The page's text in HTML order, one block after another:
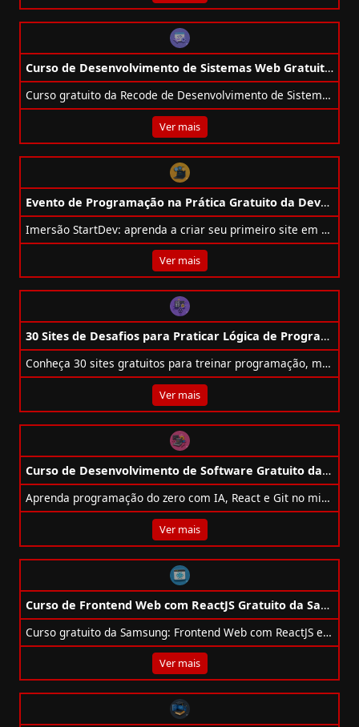
Curso de Desenvolvimento de Sistemas Web Gratuito da Recode
Curso gratuito da Recode de Desenvolvimento de Sistemas Web com HTML, CSS, JS, PHP, MySQL, .NET Core, SQL Server e Scrum. 40h.
Ver mais
Evento de Programação na Prática Gratuito da DevMedia
Imersão StartDev: aprenda a criar seu primeiro site em 3 dias, de graça, com aulas ao vivo e apoio total da DevMedia.
Ver mais
30 Sites de Desafios para Praticar Lógica de Programação
Conheça 30 sites gratuitos para treinar programação, melhorar habilidades e se destacar na área de tecnologia!
Ver mais
Curso de Desenvolvimento de Software Gratuito da Cubos Academy
Aprenda programação do zero com IA, React e Git no minicurso gratuito da Cubos Academy com certificado.
Ver mais
Curso de Frontend Web com ReactJS Gratuito da Samsung
Curso gratuito da Samsung: Frontend Web com ReactJS e integração com backend. Aulas ao vivo dia 20/10, com certificado de 6h.
Ver mais